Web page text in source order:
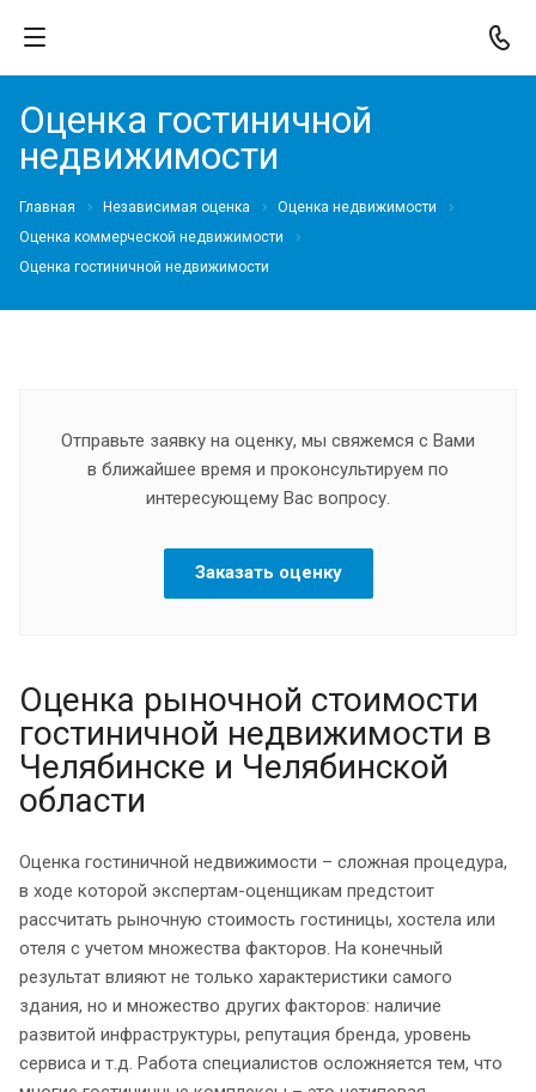
Оценка гостиничной
недвижимости
Главная Независимая оценка
Оценка недвижимости
Оценка коммерческой недвижимости
Оценка гостиничной недвижимости
Отправьте заявку на оценку, мы свяжемся с Вами
в ближайшее время и проконсультируем по
интересующему Вас вопросу.
Заказать оценку
Оценка рыночной стоимости
гостиничной недвижимости в
Челябинске и Челябинской
области
Оценка гостиничной недвижимости – сложная процедура,
в ходе которой экспертам-оценщикам предстоит
рассчитать рыночную стоимость гостиницы, хостела или
отеля с учетом множества факторов. На конечный
результат влияют не только характеристики самого
здания, но и множество других факторов: наличие
развитой инфраструктуры, репутация бренда, уровень
сервиса и т.д. Работа специалистов осложняется тем, что